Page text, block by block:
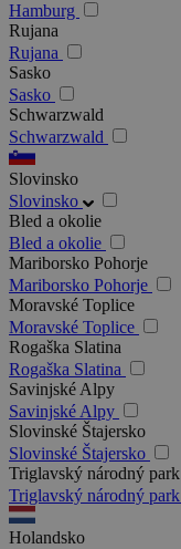
Hamburg
Rujana
Rujana
Sasko
Sasko
Schwarzwald
Schwarzwald
Slovinsko
Slovinsko
Bled a okolie
Bled a okolie
Mariborsko Pohorje
Mariborsko Pohorje
Moravské Toplice
Moravské Toplice
Rogaška Slatina
Rogaška Slatina
Savinjské Alpy
Savinjské Alpy
Slovinské Štajersko
Slovinské Štajersko
Triglavský národný park
Triglavský národný park
Holandsko